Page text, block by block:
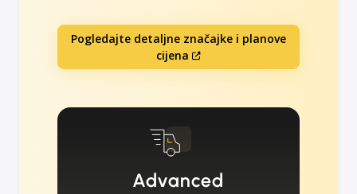
Pogledajte detaljne značajke i planove
cijena
Advanced